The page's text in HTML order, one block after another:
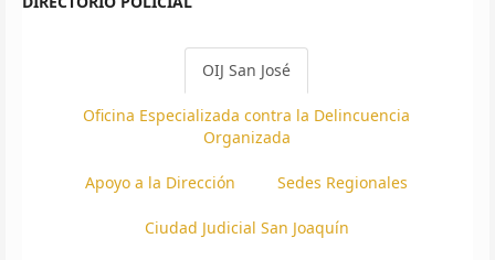
OIJ San José
Oficina Especializada contra la Delincuencia
Organizada
Apoyo a la Dirección Sedes Regionales
Ciudad Judicial San Joaquín